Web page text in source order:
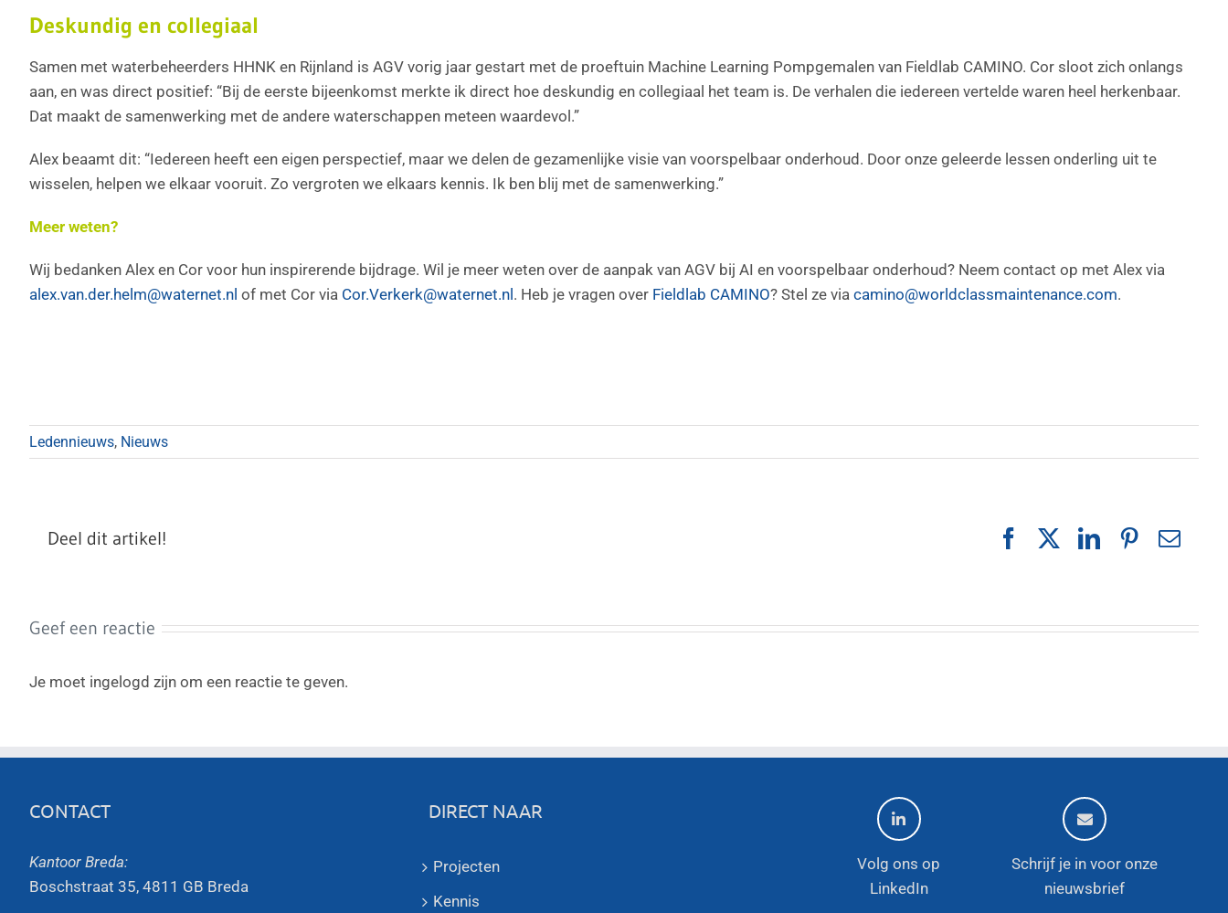
Deskundig en collegiaal
Samen met waterbeheerders HHNK en Rijnland is AGV vorig jaar gestart met de proeftuin Machine Learning Pompgemalen van Fieldlab CAMINO. Cor sloot zich onlangs
aan, en was direct positief: “Bij de eerste bijeenkomst merkte ik direct hoe deskundig en collegiaal het team is. De verhalen die iedereen vertelde waren heel herkenbaar.
Dat maakt de samenwerking met de andere waterschappen meteen waardevol.”
Alex beaamt dit: “Iedereen heeft een eigen perspectief, maar we delen de gezamenlijke visie van voorspelbaar onderhoud. Door onze geleerde lessen onderling uit te
wisselen, helpen we elkaar vooruit. Zo vergroten we elkaars kennis. Ik ben blij met de samenwerking.”
Meer weten?
Wij bedanken Alex en Cor voor hun inspirerende bijdrage. Wil je meer weten over de aanpak van AGV bij AI en voorspelbaar onderhoud? Neem contact op met Alex via
alex.van.der.helm@waternet.nl of met Cor via Cor.Verkerk@waternet.nl . Heb je vragen over Fieldlab CAMINO? Stel ze via camino@worldclassmaintenance.com.
Ledennieuws, Nieuws
Deel dit artikel! FacebookLinkedIn
Pinterest
E-
Geef een reactie
Je moet ingelogd zijn om een reactie te geven.
CONTACT
Kantoor Breda:
Boschstraat 35, 4811 GB Breda
DIRECT NAAR
Projecten
Kennis
Volg ons op
LinkedIn
Schrijf je in voor onze
nieuwsbrief